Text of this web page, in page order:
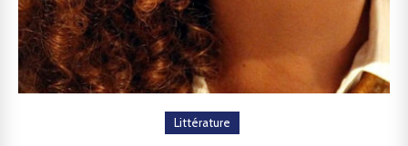
Littérature